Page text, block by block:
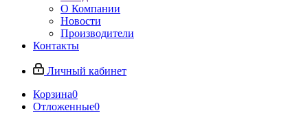
О Компании
Новости
Производители
Контакты
Личный кабинет
Корзина0
Отложенные0